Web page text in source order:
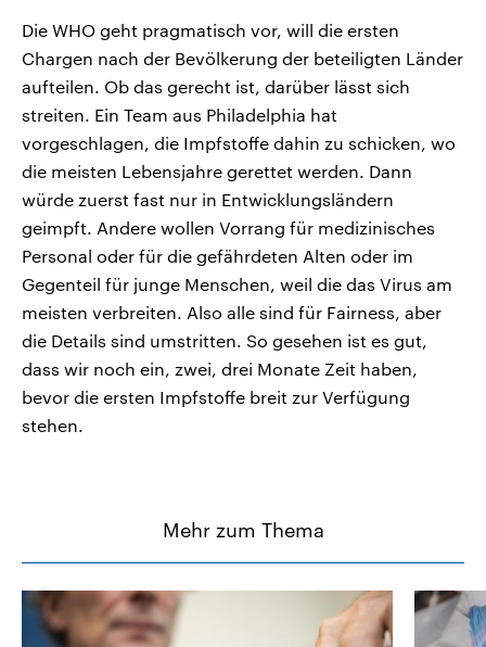
Die WHO geht pragmatisch vor, will die ersten
Chargen nach der Bevölkerung der beteiligten Länder
aufteilen. Ob das gerecht ist, darüber lässt sich
streiten. Ein Team aus Philadelphia hat
vorgeschlagen, die Impfstoffe dahin zu schicken, wo
die meisten Lebensjahre gerettet werden. Dann
würde zuerst fast nur in Entwicklungsländern
geimpft. Andere wollen Vorrang für medizinisches
Personal oder für die gefährdeten Alten oder im
Gegenteil für junge Menschen, weil die das Virus am
meisten verbreiten. Also alle sind für Fairness, aber
die Details sind umstritten. So gesehen ist es gut,
dass wir noch ein, zwei, drei Monate Zeit haben,
bevor die ersten Impfstoffe breit zur Verfügung
stehen.
Mehr zum Thema